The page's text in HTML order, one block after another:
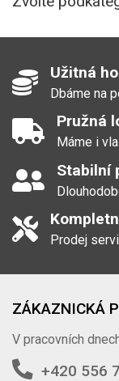
Užitná
Dbáme na
Pružná
Máme i
Stabilní
Prodej
ZÁKAZNICKÁ
V pracovních
+420 556